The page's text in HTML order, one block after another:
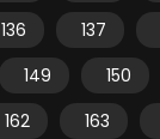
136 137
149 150
162 163